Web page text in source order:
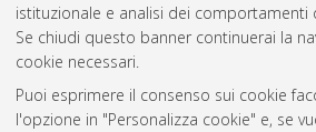
istituzionale e analisi dei comportamenti
Se chiudi questo banner continuerai la
cookie necessari.
Puoi esprimere il consenso sui cookie
l'opzione in "Personalizza cookie" e, se
Atom
Rss 1.0